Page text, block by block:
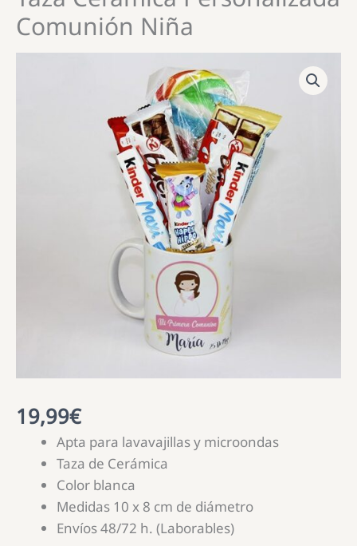
Comunión Niña
19,99€
Apta para lavavajillas y microondas
Taza de Cerámica
Color blanca
Medidas 10 x 8 cm de diámetro
Envíos 48/72 h. (Laborables)